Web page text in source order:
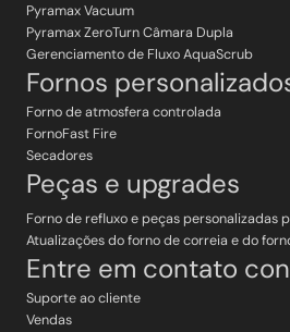
Pyramax Vacuum
Pyramax ZeroTurn Câmara Dupla
Gerenciamento de Fluxo AquaScrub
Fornos
Forno de atmosfera controlada
FornoFast Fire
Secadores
Peças e upgrades
Forno de refluxo e peças personalizadas
Atualizações do forno de correia e do
Entre em contato
Suporte ao cliente
Vendas